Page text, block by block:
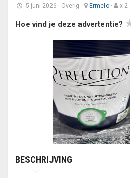
5 juni 2026 · Overig · Ermelo· x 2 ·
Hoe vind je deze advertentie?
BESCHRIJVING